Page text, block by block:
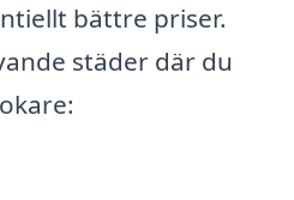
bättre priser.
städer där du